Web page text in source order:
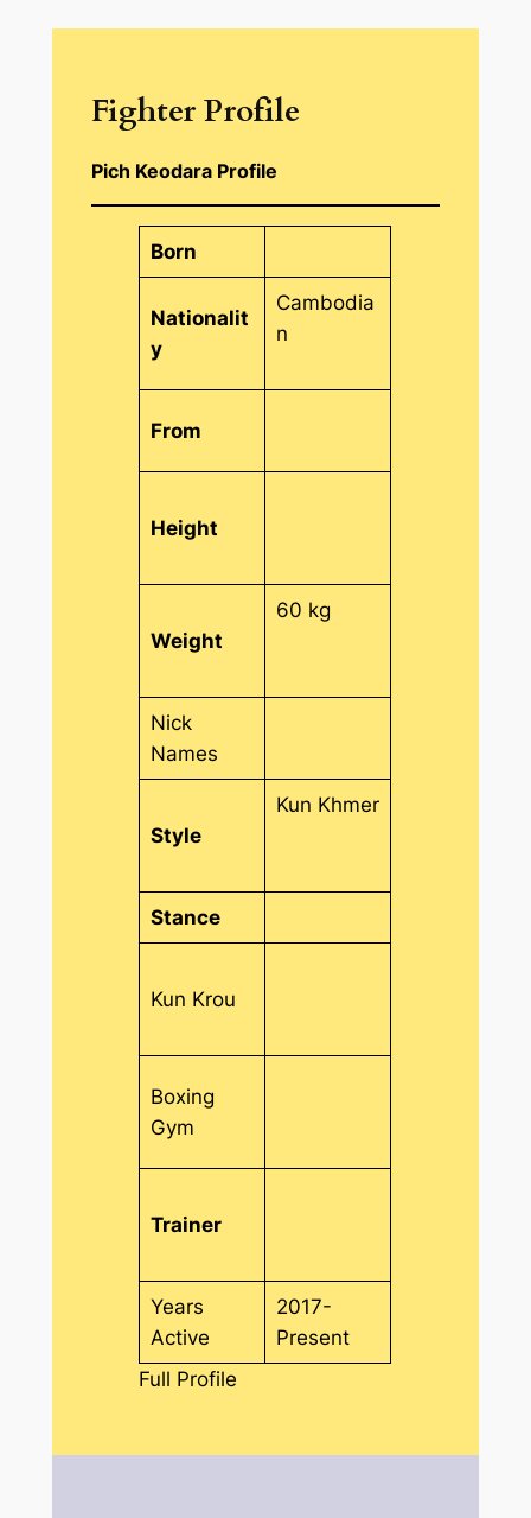
Fighter Profile
Pich Keodara Profile
Born
Nationalit
y
Cambodia
n
From
Height
Weight
60 kg
Nick
Names
Style
Kun Khmer
Stance
Kun Krou
Boxing
Gym
Trainer
Years
Active
2017-
Present
Full Profile